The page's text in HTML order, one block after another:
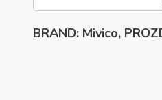
BRAND: Mivico,